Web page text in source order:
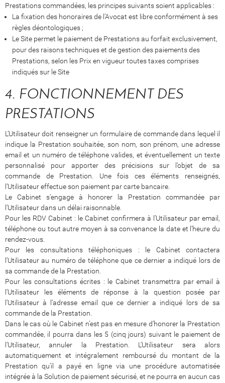
Prestations commandées, les principes suivants soient applicables :
La fixation des honoraires de l’Avocat est libre conformément à ses
règles déontologiques ;
Le Site permet le paiement de Prestations au forfait exclusivement,
pour des raisons techniques et de gestion des paiements des
Prestations, selon les Prix en vigueur toutes taxes comprises
indiqués sur le Site
4. FONCTIONNEMENT DES
PRESTATIONS
L’Utilisateur doit renseigner un formulaire de commande dans lequel il
indique la Prestation souhaitée, son nom, son prénom, une adresse
email et un numéro de téléphone valides, et éventuellement un texte
personnalisé pour apporter des précisions sur l’objet de sa
commande de Prestation. Une fois ces éléments renseignés,
l’Utilisateur effectue son paiement par carte bancaire.
Le Cabinet s’engage à honorer la Prestation commandée par
l’Utilisateur dans un délai raisonnable.
Pour les RDV Cabinet : le Cabinet confirmera à l’Utilisateur par email,
téléphone ou tout autre moyen à sa convenance la date et l’heure du
rendez-vous.
Pour les consultations téléphoniques : le Cabinet contactera
l’Utilisateur au numéro de téléphone que ce dernier a indiqué lors de
sa commande de la Prestation.
Pour les consultations écrites : le Cabinet transmettra par email à
l’Utilisateur les éléments de réponse à la question posée par
l’Utilisateur à l’adresse email que ce dernier a indiqué lors de sa
commande de la Prestation.
Dans le cas où le Cabinet n’est pas en mesure d’honorer la Prestation
commandée, il pourra dans les 5 (cinq jours) suivant le paiement de
l’Utilisateur, annuler la Prestation. L’Utilisateur sera alors
automatiquement et intégralement remboursé du montant de la
Prestation qu’il a payé en ligne via une procédure automatisée
intégrée à la Solution de paiement sécurisé, et ne pourra en aucun cas